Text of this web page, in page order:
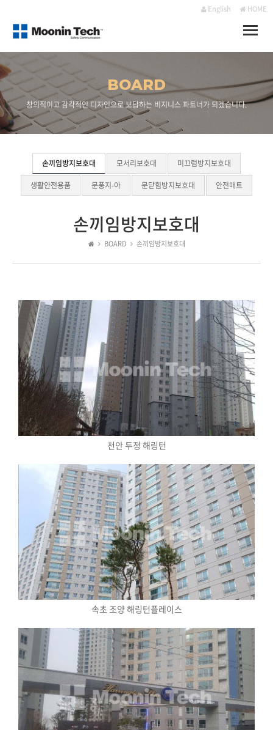
English HOME
Toggle
BOARD
창의적이고 감각적인 디자인으로 보답하는 비지니스 파트너가 되겠습니다.
손끼임방지보호대 모서리보호대
미끄럼방지보호대
생활안전용품
문풍지-아 문닫힘방지보호대 안전매트
손끼임방지보호대
BOARD 손끼임방지보호대
천안 두정 해링턴
속초 조양 해링턴플레이스